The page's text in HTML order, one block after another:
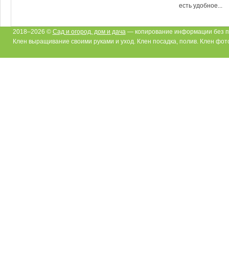
есть удобное...
2018–2026 © Сад и огород, дом и дача— копирование информации без
Клен выращивание своими руками и уход. Клен посадка, полив. Клен